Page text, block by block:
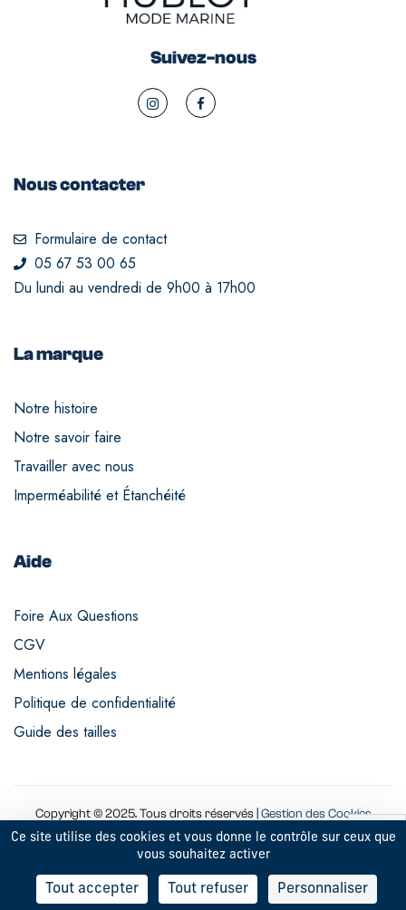
BOUTIQUE MON COMPTE RECHERCHE FAVORIS
Suivez-nous
Nous contacter
Formulaire de contact
05 67 53 00 65
Du lundi au vendredi de 9h00 à 17h00
La marque
Notre histoire
Notre savoir faire
Travailler avec nous
Imperméabilité et Étanchéité
Aide
Foire Aux Questions
CGV
Mentions légales
Politique de confidentialité
Guide des tailles
Copyright © 2025. Tous droits réservés | Gestion des Cookies
Ce site utilise des cookies et vous donne le contrôle sur ceux que
vous souhaitez activer
Tout accepter Tout refuser Personnaliser